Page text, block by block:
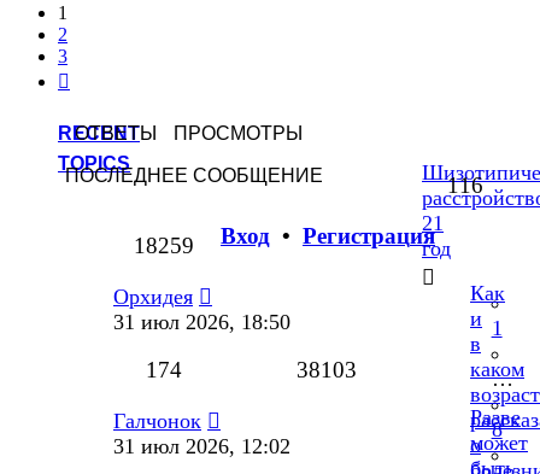
1
2
3
RECENT
TOPICS
ОТВЕТЫ ПРОСМОТРЫ
ПОСЛЕДНЕЕ СООБЩЕНИЕ
21
год
1
…
8
116
18259
Орхидея
31 июл 2026, 18:50
Как
и
в
каком
о
174 38103
Галчонок
31 июл 2026, 12:02
Разве
может
быть
Вход • Регистрация